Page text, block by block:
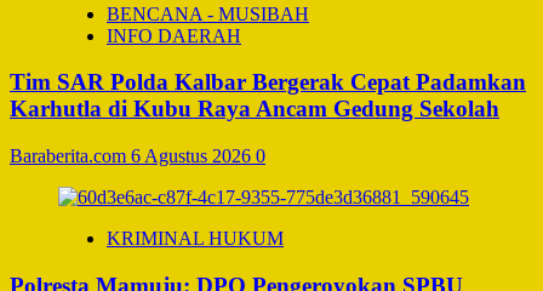
BENCANA - MUSIBAH
INFO DAERAH
Tim SAR Polda Kalbar Bergerak Cepat Padamkan
Karhutla di Kubu Raya Ancam Gedung Sekolah
Baraberita.com 6 Agustus 2026 0
KRIMINAL HUKUM
Polresta Mamuju: DPO Pengeroyokan SPBU